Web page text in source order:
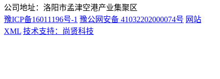
公司地址：洛阳市孟津空港产业集聚区
豫ICP备16011196号-1 豫公网安备 41032202000074号 网站
XML 技术支持：尚贤科技